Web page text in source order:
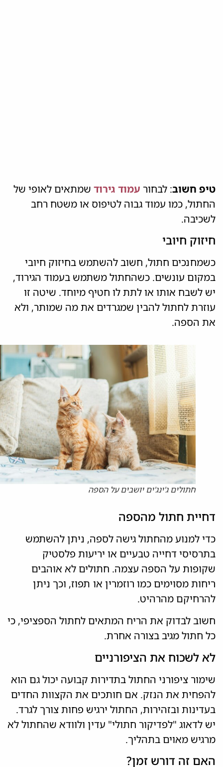
טיפ חשוב: לבחור עמוד גירוד שמתאים לאופי של
החתול, כמו עמוד גבוה לטיפוס או משטח רחב
לשכיבה.
חיזוק חיובי
כשמחנכים חתול, חשוב להשתמש בחיזוק חיובי
במקום עונשים. כשהחתול משתמש בעמוד הגירוד,
יש לשבח אותו או לתת לו חטיף מיוחד. שיטה זו
עוזרת לחתול להבין שמגרדים את מה שמותר, ולא
את הספה.
חתולים ג'ינג'ים יושבים על הספה
דחיית חתול מהספה
כדי למנוע מהחתול גישה לספה, ניתן להשתמש
בתרסיסי דחייה טבעיים או יריעות פלסטיק
שקופות על הספה עצמה. חתולים לא אוהבים
ריחות מסוימים כמו רוזמרין או תפוז, וכך ניתן
להרחיקם מהרהיט.
חשוב לבדוק את הריח המתאים לחתול הספציפי, כי
כל חתול מגיב בצורה אחרת.
לא לשכוח את הציפורניים
שימור ציפורני החתול בתדירות קבועה יכול גם הוא
להפחית את הנזק. אם חותכים את הקצוות החדים
בעדינות ובזהירות, החתול ירגיש פחות צורך לגרד.
יש לדאוג "לפדיקור חתולי" עדין ולוודא שהחתול לא
מרגיש מאוים בתהליך.
האם זה דורש זמן?